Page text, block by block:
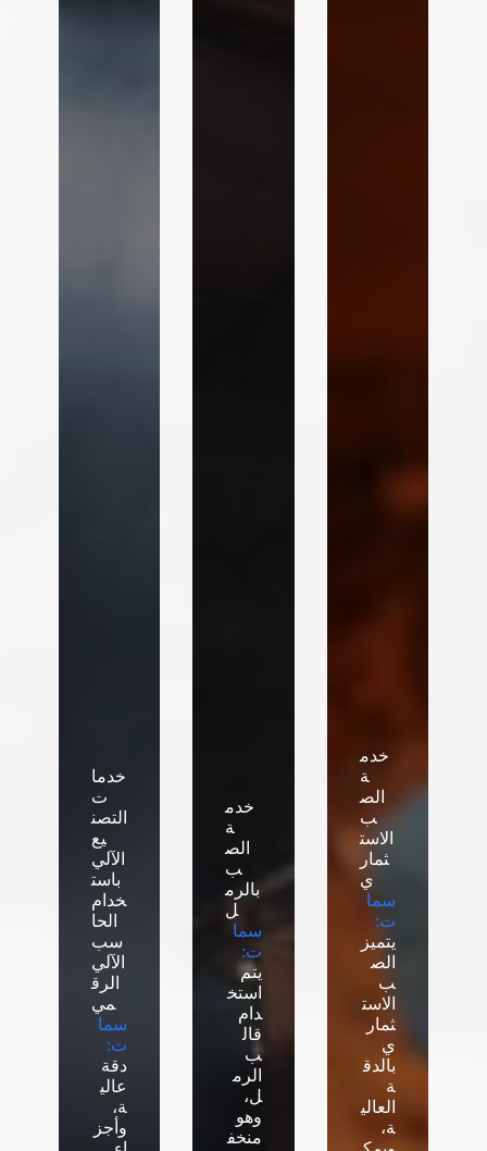
خدم
ة
الص
ب
الاست
ثمار
ي
سما
ت:
يتميز
الص
ب
الاست
ثمار
ي
بالدق
ة
العالي
ة،
خدم
ة
الص
ب
بالرم
ل
سما
ت:
يتم
استخ
دام
قال
ب
الرم
ل،
وهو
منخف
خدما
ت
التصن
يع
الآلي
باست
خدام
الحا
سب
الآلي
الرق
مي
سما
ت:
دقة
عالي
ة،
وأجز